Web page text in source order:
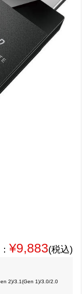
¥9,883(税込)
2)/3.1(Gen 1)/3.0/2.0